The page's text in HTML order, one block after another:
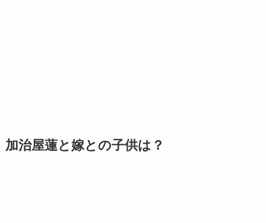
加治屋蓮と嫁との子供は？